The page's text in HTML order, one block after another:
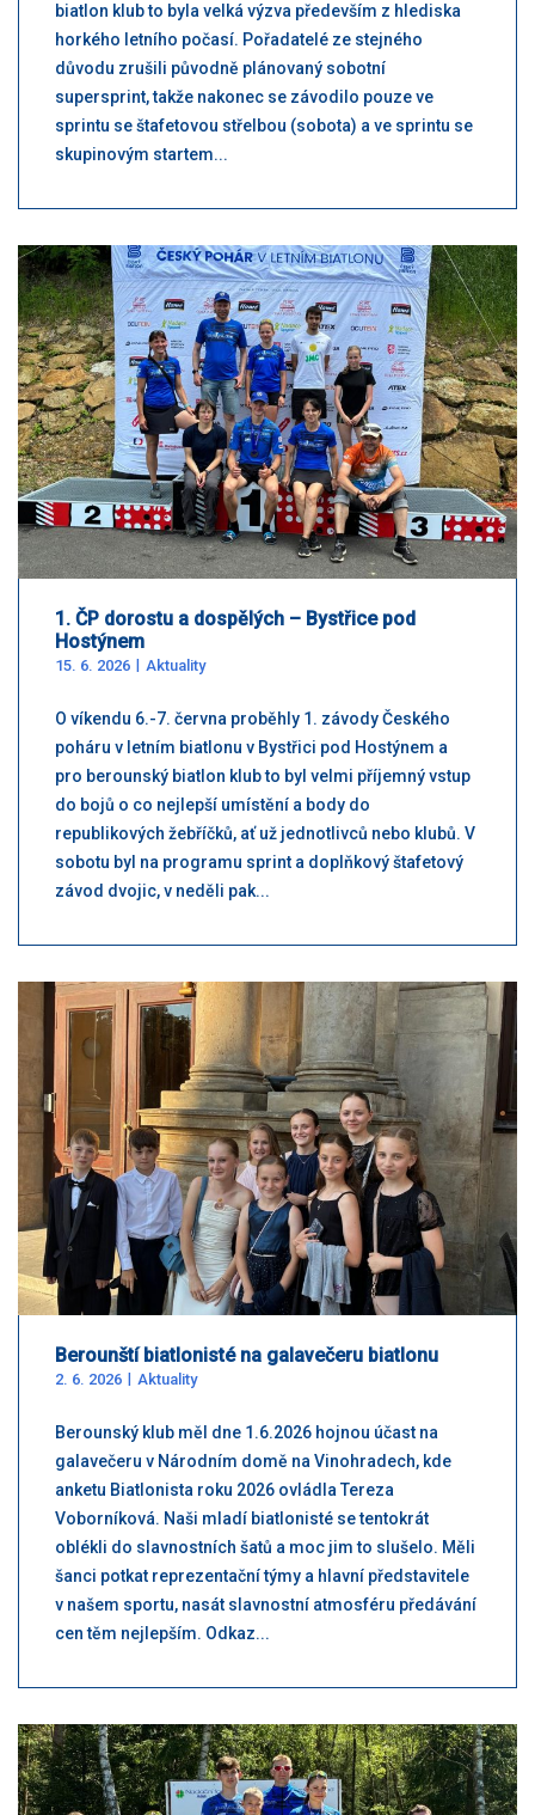
biatlon klub to byla velká výzva především z hlediska
horkého letního počasí. Pořadatelé ze stejného
důvodu zrušili původně plánovaný sobotní
supersprint, takže nakonec se závodilo pouze ve
sprintu se štafetovou střelbou (sobota) a ve sprintu se
skupinovým startem...
1. ČP dorostu a dospělých – Bystřice pod
Hostýnem
15. 6. 2026 Aktuality
O víkendu 6.-7. června proběhly 1. závody Českého
poháru v letním biatlonu v Bystřici pod Hostýnem a
pro berounský biatlon klub to byl velmi příjemný vstup
do bojů o co nejlepší umístění a body do
republikových žebříčků, ať už jednotlivců nebo klubů. V
sobotu byl na programu sprint a doplňkový štafetový
závod dvojic, v neděli pak...
Berounští biatlonisté na galavečeru biatlonu
2. 6. 2026 Aktuality
Berounský klub měl dne 1.6.2026 hojnou účast na
galavečeru v Národním domě na Vinohradech, kde
anketu Biatlonista roku 2026 ovládla Tereza
Voborníková. Naši mladí biatlonisté se tentokrát
oblékli do slavnostních šatů a moc jim to slušelo. Měli
šanci potkat reprezentační týmy a hlavní představitele
v našem sportu, nasát slavnostní atmosféru předávání
cen těm nejlepším. Odkaz...